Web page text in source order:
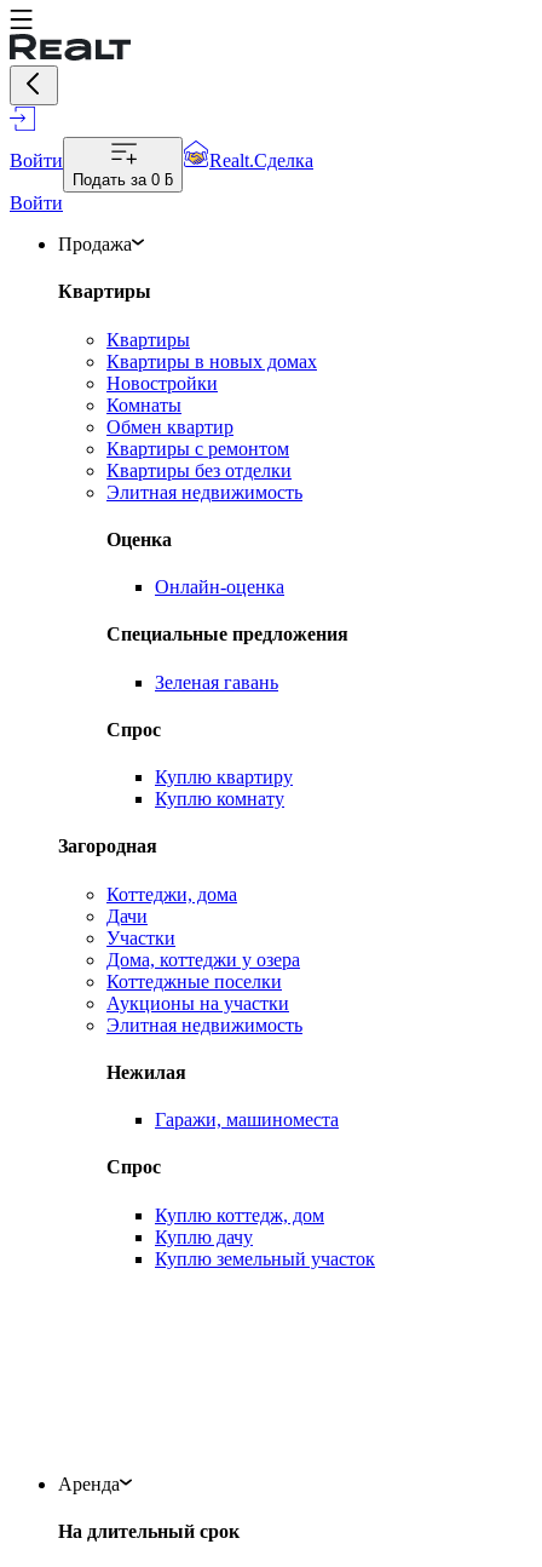
Войти
Подать за 0 ƃ
Realt.Сделка
Войти
Продажа
Квартиры
Квартиры
Квартиры в новых домах
Новостройки
Комнаты
Обмен квартир
Квартиры с ремонтом
Квартиры без отделки
Элитная недвижимость
Оценка
Онлайн-оценка
Специальные предложения
Зеленая гавань
Спрос
Куплю квартиру
Куплю комнату
Загородная
Коттеджи, дома
Дачи
Участки
Дома, коттеджи у озера
Коттеджные поселки
Аукционы на участки
Элитная недвижимость
Нежилая
Гаражи, машиноместа
Спрос
Куплю коттедж, дом
Куплю дачу
Куплю земельный участок
Аренда
На длительный срок